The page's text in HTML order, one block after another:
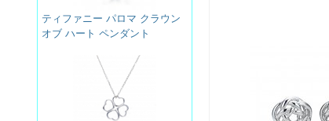
ティファニー パロマ クラウン
オブ ハート ペンダント